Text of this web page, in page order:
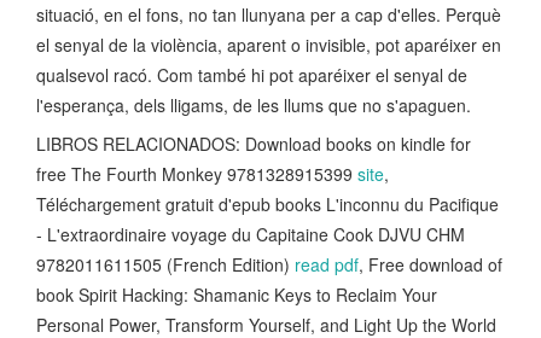
situació, en el fons, no tan llunyana per a cap d'elles. Perquè
el senyal de la violència, aparent o invisible, pot aparéixer en
qualsevol racó. Com també hi pot aparéixer el senyal de
l'esperança, dels lligams, de les llums que no s'apaguen.
LIBROS RELACIONADOS: Download books on kindle for
free The Fourth Monkey 9781328915399 site,
Téléchargement gratuit d'epub books L'inconnu du Pacifique
- L'extraordinaire voyage du Capitaine Cook DJVU CHM
9782011611505 (French Edition) read pdf, Free download of
book Spirit Hacking: Shamanic Keys to Reclaim Your
Personal Power, Transform Yourself, and Light Up the World